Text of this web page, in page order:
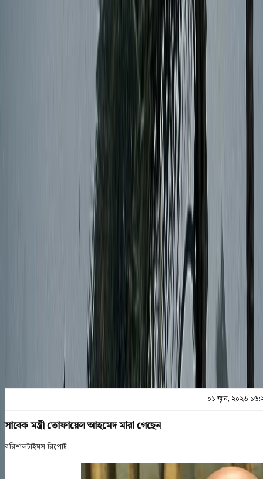
বরিশালটাইমস রিপোর্ট
প্রিন্ট এন্ড সেভ
০১ জুন, ২০২৬
সাবেক মন্ত্রী তোফায়েল আহমেদ মারা গেছেন
বরিশালটাইমস রিপোর্ট